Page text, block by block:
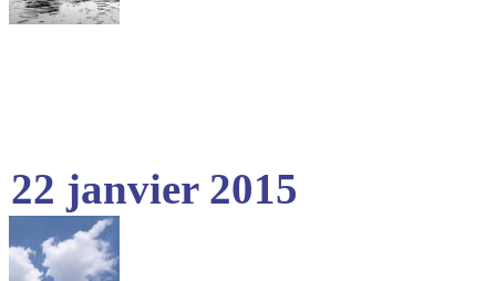
22 janvier 2015